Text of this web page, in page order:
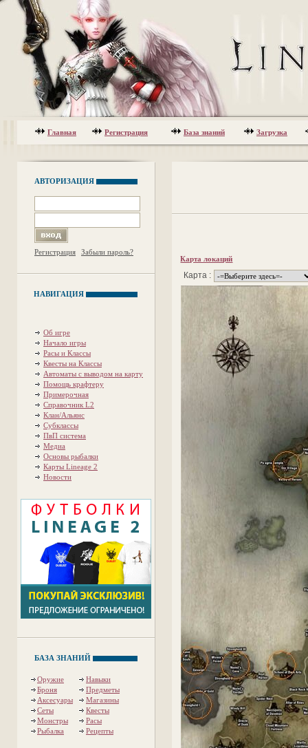
Главная Регистрация База знаний Загрузка
АВТОРИЗАЦИЯ
Регистрация Забыли пароль?
НАВИГАЦИЯ
Об игре
Начало игры
Расы и Классы
Квесты на Классы
Автоматы с выводом на карту
Помощь крафтеру
Примерочная
Справочник L2
Клан/Альянс
Субклассы
ПвП система
Медиа
Основы рыбалки
Карты Lineage 2
Новости
БАЗА ЗНАНИЙ
Оружие
Навыки
Броня
Предметы
Аксесуары
Магазины
Сеты
Квесты
Монстры
Расы
Рыбалка
Рецепты
Карта локаций
Карта :